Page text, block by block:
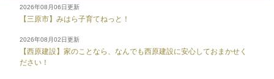
2026年08月06日更新
【三原市】みはら子育てねっと！
2026年08月02日更新
【西原建設】家のことなら、なんでも西原建設に安心しておまかせく
ださい！